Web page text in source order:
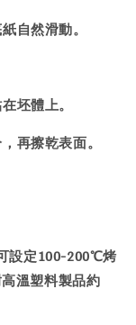
自然滑動。
坯體上。
再擦乾表面。
設定100-200℃烤
溫塑料製品約